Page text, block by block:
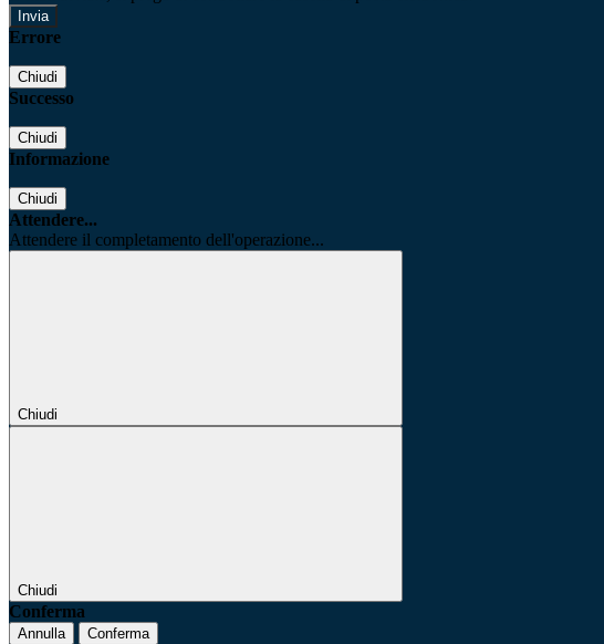
Errore
Chiudi
Successo
Chiudi
Informazione
Chiudi
Attendere...
Attendere il completamento dell'operazione...
Chiudi
Chiudi
Conferma
Annulla Conferma